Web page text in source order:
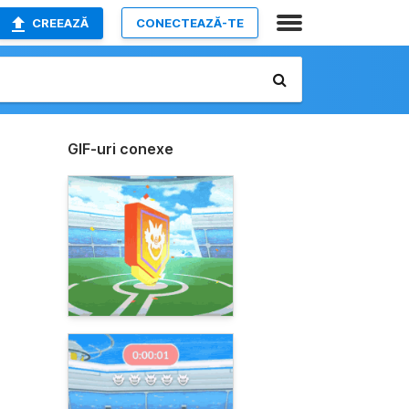
CREEAZĂ CONECTEAZĂ-TE
GIF-uri conexe